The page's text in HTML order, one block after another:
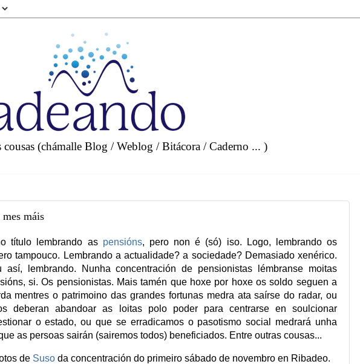
cousas (chámalle Blog / Weblog / Bitácora / Caderno ... )
máis
título lembrando as pensións, pero non é (só) iso. Logo, lembrando os
tampouco. Lembrando a actualidade? a sociedade? Demasiado xenérico.
así, lembrando. Nunha concentración de pensionistas lémbranse moitas
si. Os pensionistas. Mais tamén que hoxe por hoxe os soldo seguen a
mentres o patrimoino das grandes fortunas medra ata saírse do radar, ou
deberan abandoar as loitas polo poder para centrarse en soulcionar
o estado, ou que se erradicamos o pasotismo social medrará unha
as persoas sairán (sairemos todos) beneficiados. Entre outras cousas...
de Suso da concentración do primeiro sábado de novembro en Ribadeo.